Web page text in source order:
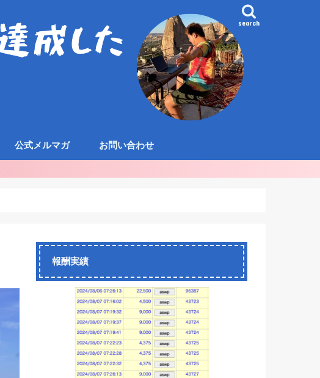
search
公式メルマガ お問い合わせ
報酬実績